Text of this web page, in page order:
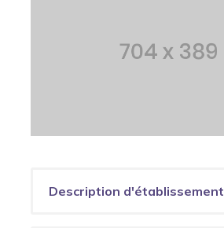
Description d'établissement